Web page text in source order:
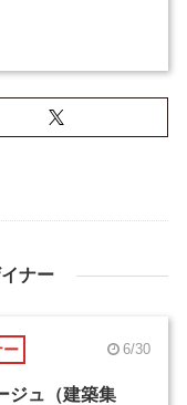
ナー
ー 6/30
ジュ（建築集